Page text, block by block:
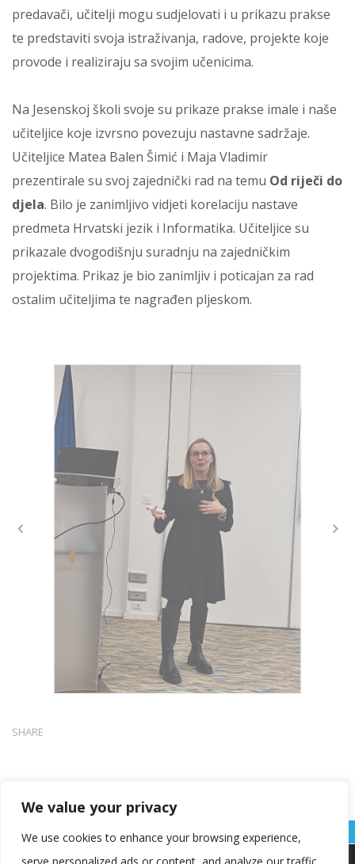
We value your privacy
We use cookies to enhance your browsing experience,
predavači, učitelji mogu sudjelovati i u prikazu prakse
te predstaviti svoja istraživanja, radove, projekte koje
provode i realiziraju sa svojim učenicima.
Na Jesenskoj školi svoje su prikaze prakse imale i naše
učiteljice koje izvrsno povezuju nastavne sadržaje.
Učiteljice Matea Balen Šimić i Maja Vladimir
prezentirale su svoj zajednički rad na temu Od riječi do
djela. Bilo je zanimljivo vidjeti korelaciju nastave
predmeta Hrvatski jezik i Informatika. Učiteljice su
prikazale dvogodišnju suradnju na zajedničkim
projektima. Prikaz je bio zanimljiv i poticajan za rad
ostalim učiteljima te nagrađen pljeskom.
SHARE